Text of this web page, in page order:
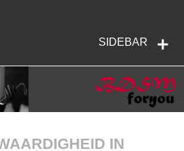
BDSMforyou
SIDEBAR
IN